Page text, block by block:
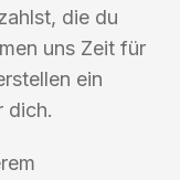
die du
uns Zeit für
ein
dich.